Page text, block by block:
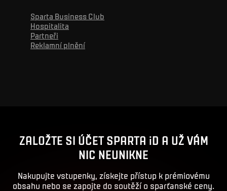
Sparta Business Club
Hospitalita
Partneři
Reklamní plnění
ZALOŽTE SI ÚČET SPARTA iD A UŽ VÁM
NIC NEUNIKNE
Nakupujte vstupenky, získejte přístup k prémiovému
obsahu nebo se zapojte do soutěží o sparťanské ceny.